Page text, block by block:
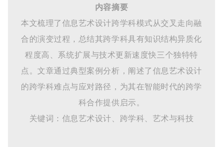
内容摘要
本文梳理了信息艺术设计跨学科模式从交叉走向融
合的演变过程，总结其跨学科具有知识结构异质化
程度高、系统扩展与技术更新速度快三个独特特
点。文章通过典型案例分析，阐述了信息艺术设计
的跨学科难点与应对路径，为其在智能时代的跨学
科合作提供启示。
关键词：信息艺术设计、跨学科、艺术与科技